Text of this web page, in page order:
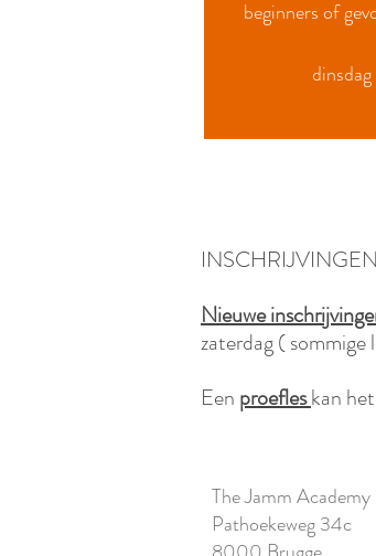
beginners of
dinsdag
Nieuwe
zaterdag ( sommige
Een proefleskan
The Jamm Academy
Pathoekeweg 34c